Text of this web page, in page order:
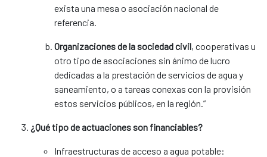
exista una mesa o asociación nacional de
referencia.
Organizaciones de la sociedad civil, cooperativas u
otro tipo de asociaciones sin ánimo de lucro
dedicadas a la prestación de servicios de agua y
saneamiento, o a tareas conexas con la provisión
estos servicios públicos, en la región.”
¿Qué tipo de actuaciones son financiables?
Infraestructuras de acceso a agua potable: